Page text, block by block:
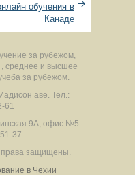
обучения в
Канаде
за рубежом,
, среднее и высшее
за рубежом.
аве. Тел.:
61
9А, офис №5.
37
права защищены.
в Чехии